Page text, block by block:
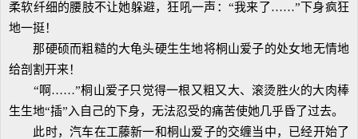
柔软纤细的腰肢不让她躲避，狂吼一声：“我来了……”下身疯狂
地一挺！
那硬硕而粗糙的大龟头硬生生地将桐山爱子的处女地无情地
给剖割开来！
“啊……”桐山爱子只觉得一根又粗又大、滚烫胜火的大肉棒
生生地“插”入自己的下身，无法忍受的痛苦使她几乎昏了过去。
此时，汽车在工藤新一和桐山爱子的交缠当中，已经开始了